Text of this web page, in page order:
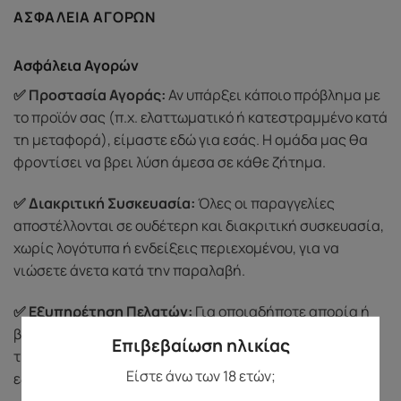
ΑΣΦΆΛΕΙΑ ΑΓΟΡΏΝ
Ασφάλεια Αγορών
✅ Προστασία Αγοράς:Αν υπάρξει κάποιο πρόβλημα με
το προϊόν σας (π.χ. ελαττωματικό ή κατεστραμμένο κατά
τη μεταφορά), είμαστε εδώ για εσάς. Η ομάδα μας θα
φροντίσει να βρει λύση άμεσα σε κάθε ζήτημα.
✅ Διακριτική Συσκευασία:Όλες οι παραγγελίες
αποστέλλονται σε ουδέτερη και διακριτική συσκευασία,
χωρίς λογότυπα ή ενδείξεις περιεχομένου, για να
νιώσετε άνετα κατά την παραλαβή.
✅ Εξυπηρέτηση Πελατών:Για οποιαδήποτε απορία ή
βοήθεια, μπορείτε να επικοινωνήσετε μαζί μας
τηλεφωνικά στο69 3721 1519. Θα χαρούμε να σας
εξυπηρετήσουμε με διακριτικότητα και σεβασμό.
Επιβεβαίωση ηλικίας
Είστε άνω των 18 ετών;